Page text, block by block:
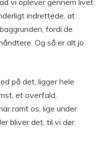
indrettede, at
fordi de
Og så er alt jo
på det, ligger hele
et overfald,
ramt os, lige under
bliver det, til vi dør.